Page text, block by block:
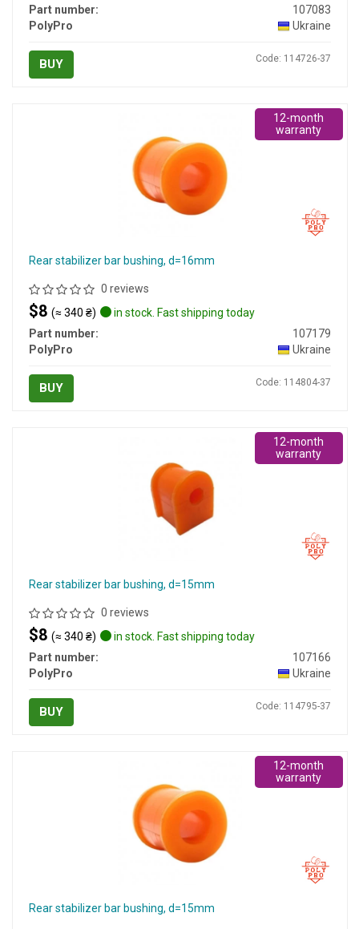
Part number:
107083
PolyPro
Ukraine
BUY Code: 114726-37
Rear stabilizer bar bushing, d=16mm
0 reviews
$8 (≈ 340 ₴)
in stock. Fast shipping today
Part number:
107179
PolyPro
Ukraine
BUY Code: 114804-37
12-month
warranty
Rear stabilizer bar bushing, d=15mm
0 reviews
$8 (≈ 340 ₴)
in stock. Fast shipping today
Part number:
107166
PolyPro
Ukraine
BUY Code: 114795-37
12-month
warranty
Rear stabilizer bar bushing, d=15mm
12-month
warranty